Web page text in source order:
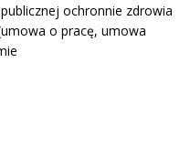
ochronnie zdrowia
o pracę, umowa